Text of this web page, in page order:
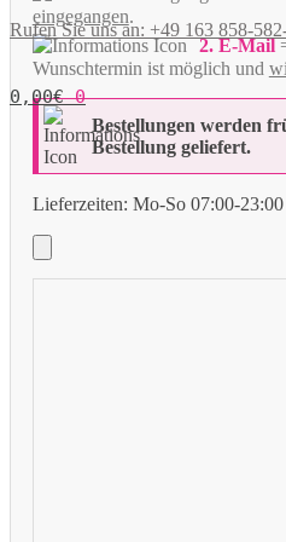
Rufen Sie uns an: +49 163 858-
0,00€ 0
eingegangen.
2. E-Mail
Wunschtermin ist möglich und
Bestellungen werden
Bestellung geliefert.
Lieferzeiten: Mo-So 07:00-